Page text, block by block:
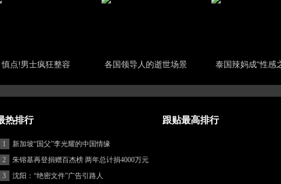
慎点!男士疯狂整容 各国领导人的逝世场景 泰国辣妈成“性感
热排行 跟贴最高排行
1
新加坡“国父”李光耀的中国情缘
2
朱镕基再登捐赠百杰榜 两年总计捐4000万元
3
沈阳：“绝密文件”广告引路人